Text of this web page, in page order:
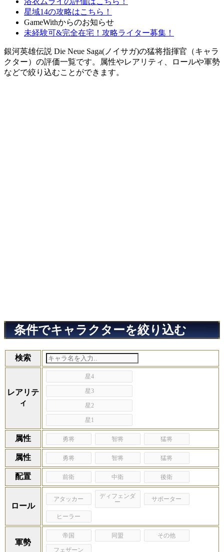
星域14の攻略はこちら！
GameWithからのお知らせ
未経験可&完全在宅！攻略ライター募集！
銀河英雄伝説 Die Neue Saga(ノイサガ)の猛将指揮官（キャラ
クター）の評価一覧です。属性やレアリティ、ロールや軍勢
などで絞り込むことができます。
条件でキャラクターを絞り込む
検索
レアリテ
ィ
星4
星3
星2
星1
属性 勇将 智将 猛将
属性 勇将 智将 猛将
配置 前衛 中衛 後衛
ロール
アタッカー
ディフェンダ
ー
サポーター
ヒーラー
軍勢
帝国 同盟 その他
フェザーン